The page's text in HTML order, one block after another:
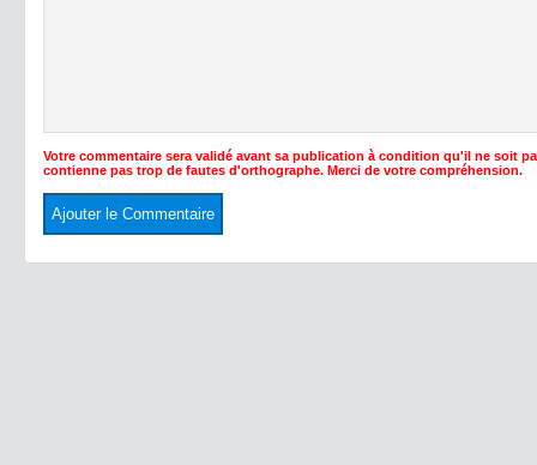
Votre commentaire sera validé avant sa publication à condition qu'il ne soit
contienne pas trop de fautes d'orthographe. Merci de votre compréhension.